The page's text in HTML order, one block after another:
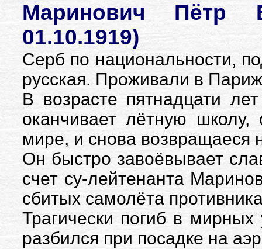
Маринович Пётр
01.10.1919)
Серб по национальности,
русская. Проживали в
В возрасте пятнадцати
оканчивает лётную
мире, и снова возвращаеся
Он быстро завоёвывает
счет су-лейтенанта
сбитых самолёта
Трагически погиб в
разбился при посадке на